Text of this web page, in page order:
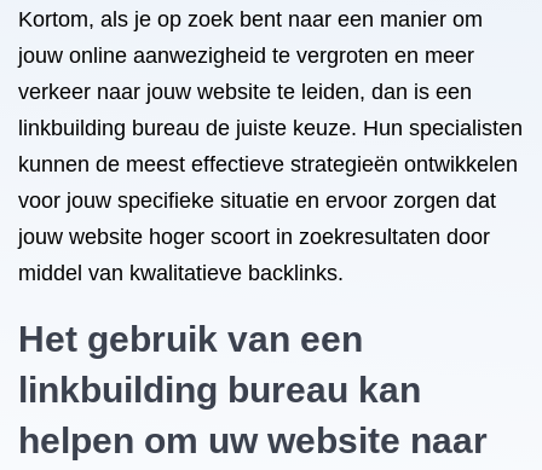
Kortom, als je op zoek bent naar een manier om
jouw online aanwezigheid te vergroten en meer
verkeer naar jouw website te leiden, dan is een
linkbuilding bureau de juiste keuze. Hun specialisten
kunnen de meest effectieve strategieën ontwikkelen
voor jouw specifieke situatie en ervoor zorgen dat
jouw website hoger scoort in zoekresultaten door
middel van kwalitatieve backlinks.
Het gebruik van een
linkbuilding bureau kan
helpen om uw website naar